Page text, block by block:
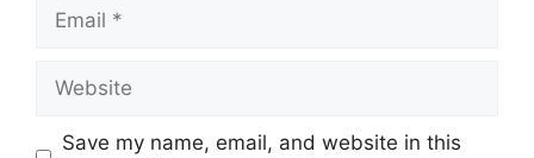
Save my name, email, and website in this